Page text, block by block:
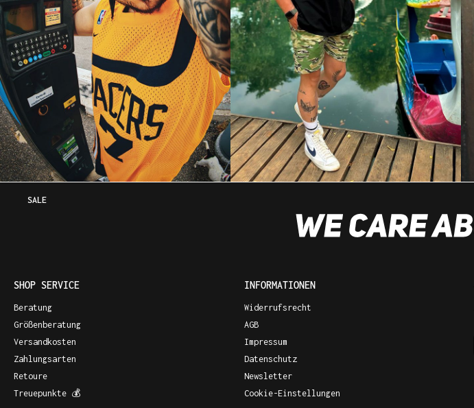
SALE
SHOP SERVICE
Beratung
Größenberatung
Versandkosten
Zahlungsarten
Retoure
Treuepunkte 💰
INFORMATIONEN
Widerrufsrecht
AGB
Impressum
Datenschutz
Newsletter
Cookie-Einstellungen